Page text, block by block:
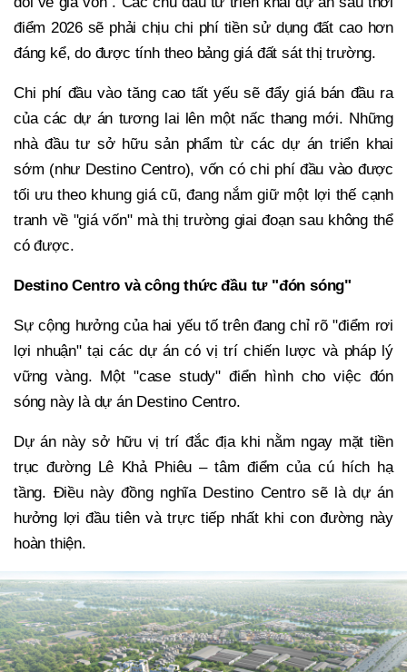
điểm 2026 sẽ phải chịu chi phí tiền sử dụng đất cao hơn
đáng kể, do được tính theo bảng giá đất sát thị trường.
Chi phí đầu vào tăng cao tất yếu sẽ đẩy giá bán đầu ra
của các dự án tương lai lên một nấc thang mới. Những
nhà đầu tư sở hữu sản phẩm từ các dự án triển khai
sớm (như Destino Centro), vốn có chi phí đầu vào được
tối ưu theo khung giá cũ, đang nắm giữ một lợi thế cạnh
tranh về "giá vốn" mà thị trường giai đoạn sau không thể
có được.
Destino Centro và công thức đầu tư "đón sóng"
Sự cộng hưởng của hai yếu tố trên đang chỉ rõ "điểm rơi
lợi nhuận" tại các dự án có vị trí chiến lược và pháp lý
vững vàng. Một "case study" điển hình cho việc đón
sóng này là dự án Destino Centro.
Dự án này sở hữu vị trí đắc địa khi nằm ngay mặt tiền
trục đường Lê Khả Phiêu – tâm điểm của cú hích hạ
tầng. Điều này đồng nghĩa Destino Centro sẽ là dự án
hưởng lợi đầu tiên và trực tiếp nhất khi con đường này
hoàn thiện.